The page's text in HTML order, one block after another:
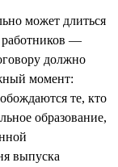
может длиться
работников —
должно
момент:
те, кто
образование,
выпуска